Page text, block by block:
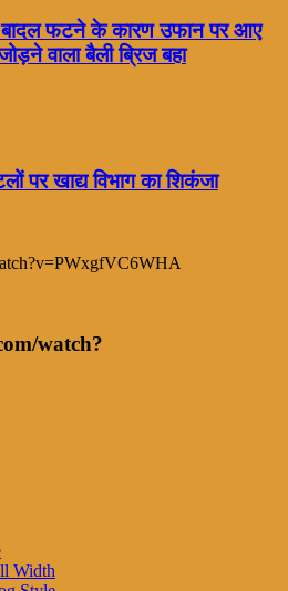
बादल फटने के कारण उफान पर आए
वाला बैली ब्रिज बहा
पर खाद्य विभाग का शिकंजा
watch?
Width